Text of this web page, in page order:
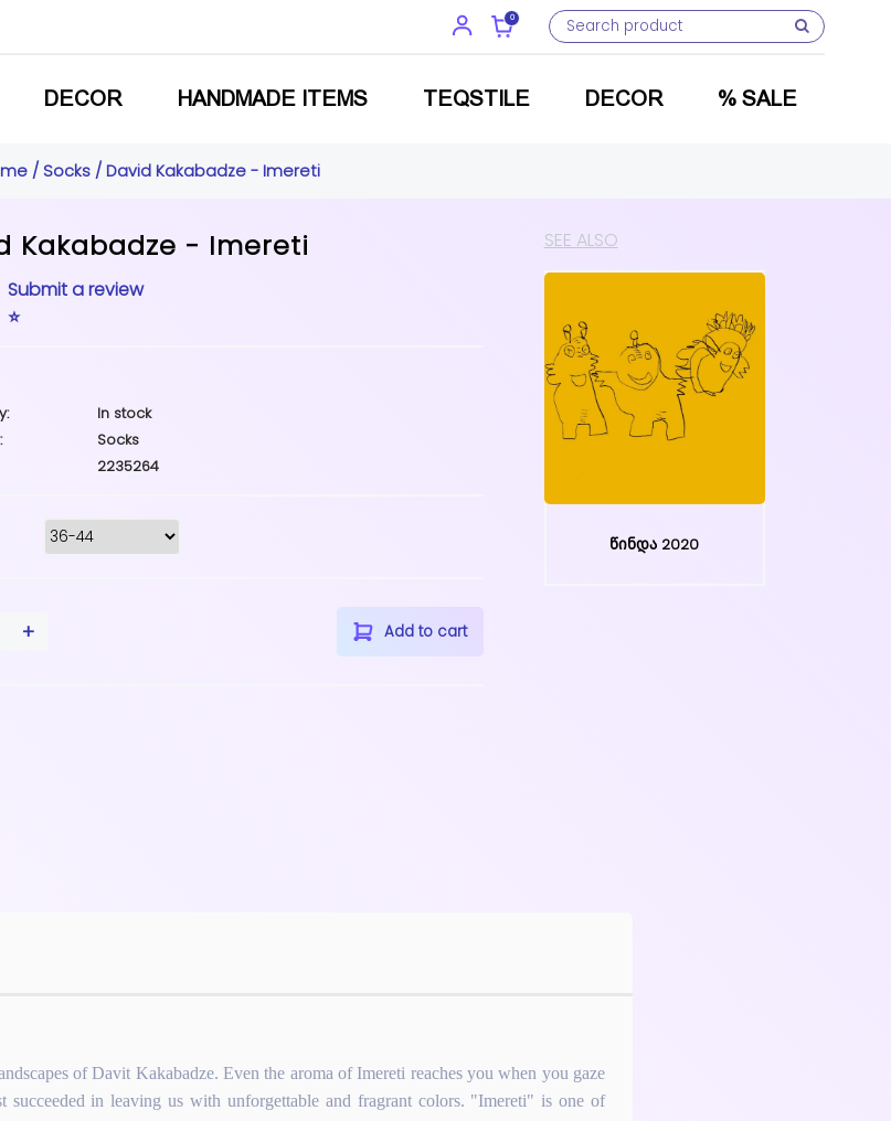
0
DECOR HANDMADE ITEMS TEQSTILE DECOR % SALE
/ Socks/ David Kakabadze - Imereti
Kakabadze - Imereti
Submit a review
⭐
In stock
Socks
2235264
+ Add to cart
SEE ALSO
წინდა 2020
of Davit Kakabadze. Even the aroma of Imereti reaches you when you gaze
succeeded in leaving us with unforgettable and fragrant colors. "Imereti" is one of